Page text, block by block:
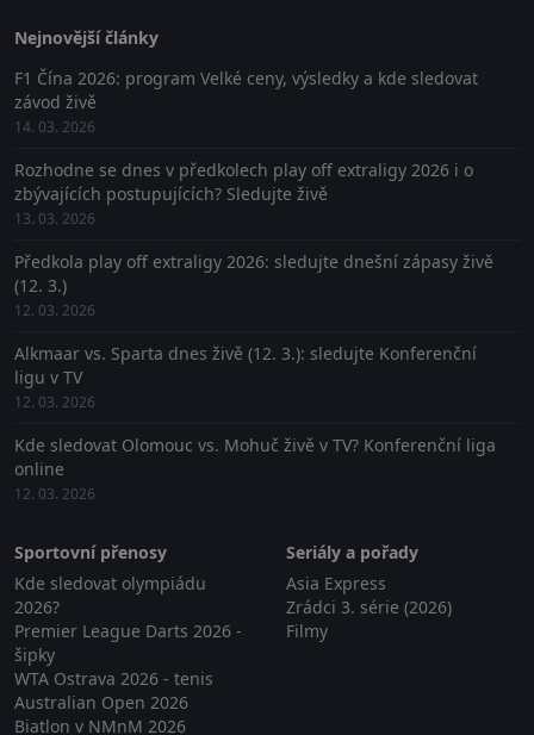
Nejnovější články
F1 Čína 2026: program Velké ceny, výsledky a kde sledovat
závod živě
14. 03. 2026
Rozhodne se dnes v předkolech play off extraligy 2026 i o
zbývajících postupujících? Sledujte živě
13. 03. 2026
Předkola play off extraligy 2026: sledujte dnešní zápasy živě
(12. 3.)
12. 03. 2026
Alkmaar vs. Sparta dnes živě (12. 3.): sledujte Konferenční
ligu v TV
12. 03. 2026
Kde sledovat Olomouc vs. Mohuč živě v TV? Konferenční liga
online
12. 03. 2026
Sportovní přenosy
Kde sledovat olympiádu
2026?
Premier League Darts 2026 -
šipky
WTA Ostrava 2026 - tenis
Australian Open 2026
Biatlon v NMnM 2026
Seriály a pořady
Asia Express
Zrádci 3. série (2026)
Filmy